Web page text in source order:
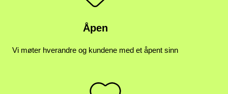
Åpen
Vi møter hverandre og kundene med et åpent sinn